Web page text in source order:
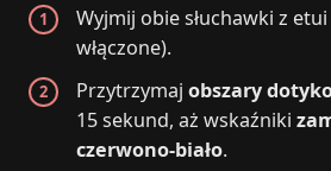
Wyjmij obie słuchawki z
włączone).
Przytrzymajobszary
15 sekund, aż wskaźniki
czerwono‑biało.